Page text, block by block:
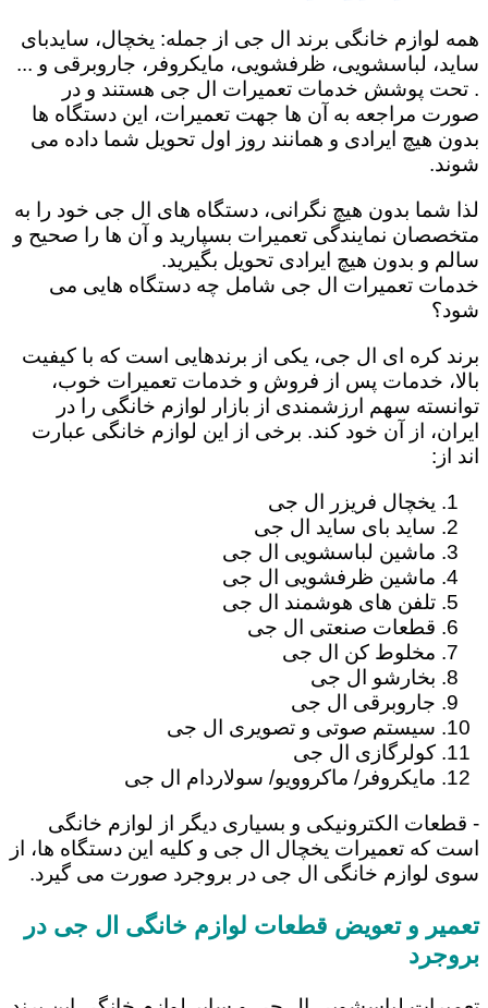
همه لوازم خانگی برند ال جی از جمله: یخچال، سایدبای
ساید، لباسشویی، ظرفشویی، مایکروفر، جاروبرقی و ...
. تحت پوشش خدمات تعمیرات ال جی هستند و در
صورت مراجعه به آن ها جهت تعمیرات، این دستگاه ها
بدون هیچ ایرادی و همانند روز اول تحویل شما داده می
شوند.
لذا شما بدون هیچ نگرانی، دستگاه های ال جی خود را به
متخصصان نمایندگی تعمیرات بسپارید و آن ها را صحیح و
سالم و بدون هیچ ایرادی تحویل بگیرید.
خدمات تعمیرات ال جی شامل چه دستگاه هایی می
شود؟
برند کره ای ال جی، یکی از برندهایی است که با کیفیت
بالا، خدمات پس از فروش و خدمات تعمیرات خوب،
توانسته سهم ارزشمندی از بازار لوازم خانگی را در
ایران، از آن خود کند. برخی از این لوازم خانگی عبارت
اند از:
یخچال فریزر ال جی
ساید بای ساید ال جی
ماشین لباسشویی ال جی
ماشین ظرفشویی ال جی
تلفن های هوشمند ال جی
قطعات صنعتی ال جی
مخلوط کن ال جی
بخارشو ال جی
جاروبرقی ال جی
سیستم صوتی و تصویری ال جی
کولرگازی ال جی
مایکروفر/ ماکروویو/ سولاردام ال جی
- قطعات الکترونیکی و بسیاری دیگر از لوازم خانگی
است که تعمیرات یخچال ال جی و کلیه این دستگاه ها، از
سوی لوازم خانگی ال جی در بروجرد صورت می گیرد.
تعمیر و تعویض قطعات لوازم خانگی ال جی در
بروجرد